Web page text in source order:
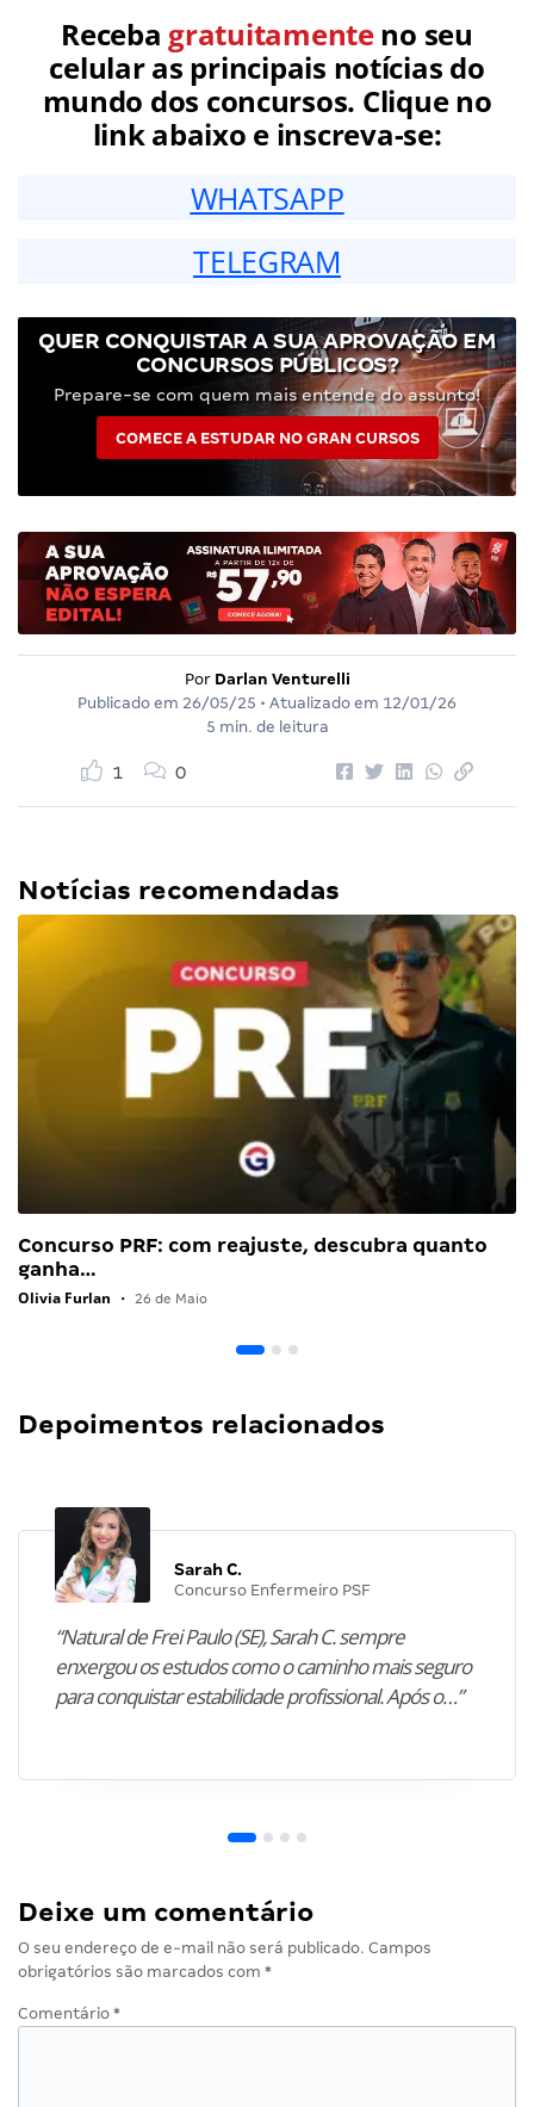
Receba gratuitamenteno seu
celular as principais notícias do
mundo dos concursos. Clique no
link abaixo e inscreva-se:
WHATSAPP
TELEGRAM
QUER CONQUISTAR A SUA APROVAÇÃO EM
CONCURSOS PÚBLICOS?
Prepare-se com quem mais entende do assunto!
COMECE A ESTUDAR NO GRAN CURSOS
Por Darlan Venturelli
Publicado em 26/05/25 • Atualizado em 12/01/26
5 min. de leitura
1 0
Notícias recomendadas
Concurso PRF: com reajuste, descubra quanto
ganha…
Olivia Furlan • 26 de Maio
Depoimentos relacionados
Sarah C.
Concurso Enfermeiro PSF
“Natural de Frei Paulo (SE), Sarah C. sempre
enxergou os estudos como o caminho mais seguro
para conquistar estabilidade profissional. Após o…”
Deixe um comentário
O seu endereço de e-mail não será publicado. Campos
obrigatórios são marcados com *
Comentário *